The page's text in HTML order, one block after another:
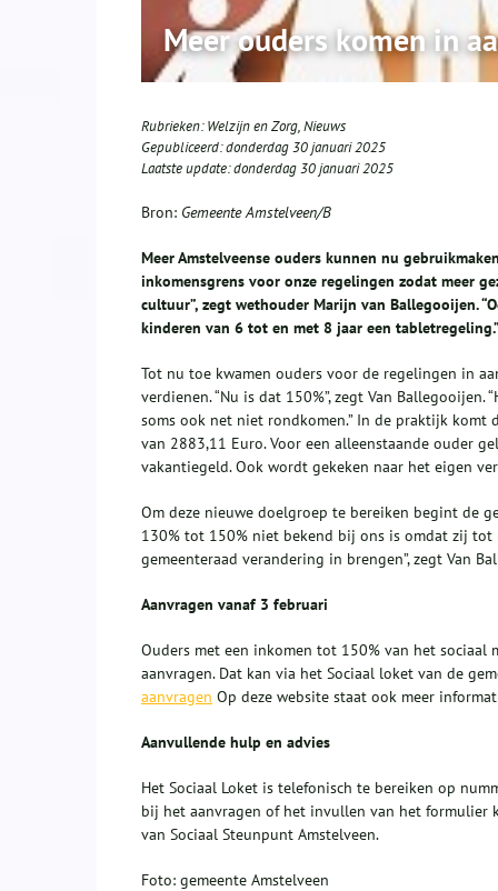
Meer ouders komen in
Rubrieken:Welzijn en Zorg,Nieuws
Gepubliceerd:donderdag 30 januari 2025
Laatste update:donderdag 30 januari 2025
Bron: Gemeente Amstelveen/B
Meer Amstelveense ouders kunnen nu
inkomensgrens voor onze regelingen zodat meer
cultuur”, zegt wethouder Marijn van Ballegooijen.
kinderen van 6 tot en met 8 jaar een tabletregeling.”
Tot nu toe kwamen ouders voor de regelingen in
verdienen. “Nu is dat 150%”, zegt Van
soms ook net niet rondkomen.” In de praktijk
van 2883,11 Euro. Voor een alleenstaande ouder
vakantiegeld. Ook wordt gekeken naar het eigen
Om deze nieuwe doelgroep te bereiken begint de
130% tot 150% niet bekend bij ons is omdat zij
gemeenteraad verandering in brengen”, zegt Van
Aanvragen vanaf 3 februari
Ouders met een inkomen tot 150% van het
aanvragen. Dat kan via het Sociaal loket van de
aanvragen Op deze website staat ook meer
Aanvullende hulp en advies
Het Sociaal Loket is telefonisch te bereiken op
bij het aanvragen of het invullen van het formulier
van Sociaal Steunpunt Amstelveen.
Foto: gemeente Amstelveen